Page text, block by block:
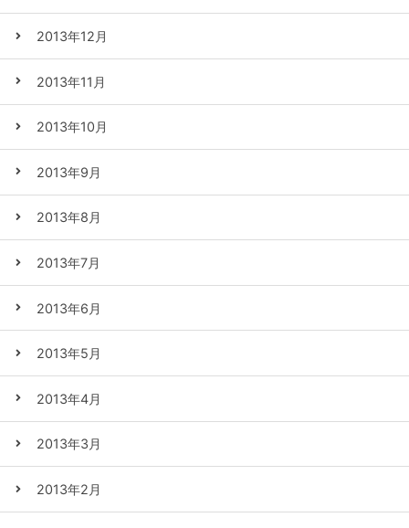
2013年12月
2013年11月
2013年10月
2013年9月
2013年8月
2013年7月
2013年6月
2013年5月
2013年4月
2013年3月
2013年2月